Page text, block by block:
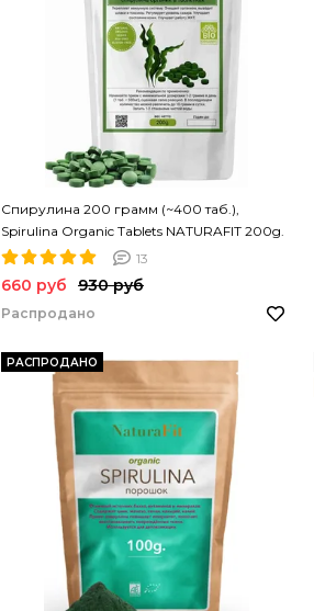
Спирулина 200 грамм (~400 таб.),
Spirulina Organic Tablets NATURAFIT 200g.
Спирулина в таблетках. PREMIUM
13
660 руб 930 руб
Распродано
РАСПРОДАНО